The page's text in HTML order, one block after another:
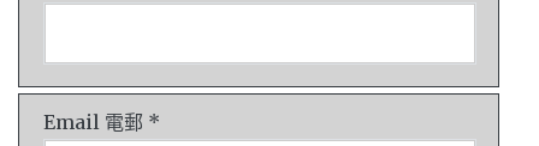
Email 電郵 *